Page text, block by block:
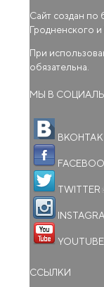
Сайт создан по
Гродненского
При
обязательна.
МЫ В
TWITTER
YOUTUBE
ССЫЛКИ